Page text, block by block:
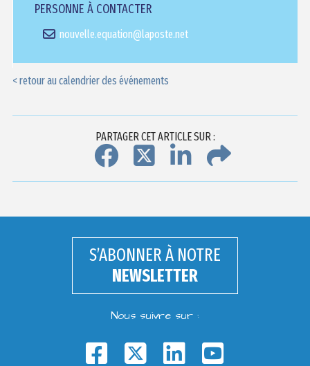
PERSONNE À CONTACTER
nouvelle.equation@laposte.net
< retour au calendrier des événements
PARTAGER CET ARTICLE SUR :
S’ABONNER À NOTRE
NEWSLETTER
Nous suivre sur :